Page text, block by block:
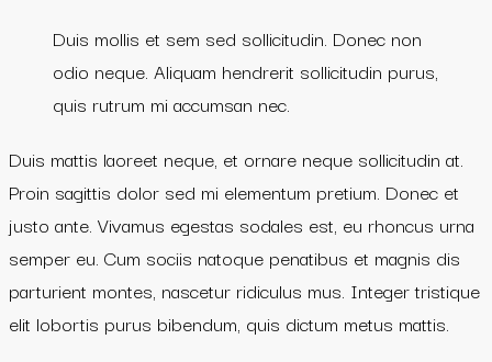
Duis mollis et sem sed sollicitudin. Donec non
odio neque. Aliquam hendrerit sollicitudin purus,
quis rutrum mi accumsan nec.
Duis mattis laoreet neque, et ornare neque sollicitudin at.
Proin sagittis dolor sed mi elementum pretium. Donec et
justo ante. Vivamus egestas sodales est, eu rhoncus urna
semper eu. Cum sociis natoque penatibus et magnis dis
parturient montes, nascetur ridiculus mus. Integer tristique
elit lobortis purus bibendum, quis dictum metus mattis.